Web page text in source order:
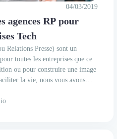
04/03/2019
agences RP pour
Tech
Relations Presse) sont un
toutes les entreprises que ce
ou pour construire une image
la vie, nous vous avons
recommandées par des
sur...